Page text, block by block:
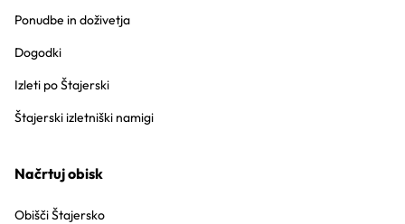
Ponudbe in doživetja
Dogodki
Izleti po Štajerski
Štajerski izletniški namigi
Načrtuj obisk
Obišči Štajersko